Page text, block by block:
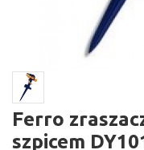
Ferro
szpicem